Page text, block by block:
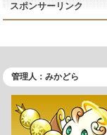
スポンサーリンク
管理人：みかどら